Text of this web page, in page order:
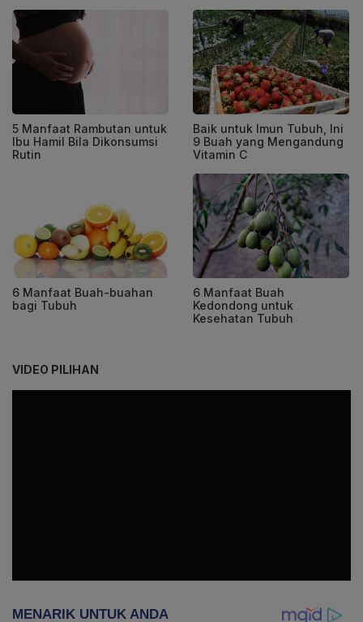
5 Manfaat Rambutan untuk
Ibu Hamil Bila Dikonsumsi
Rutin
Baik untuk Imun Tubuh, Ini
9 Buah yang Mengandung
Vitamin C
6 Manfaat Buah-buahan
bagi Tubuh
6 Manfaat Buah
Kedondong untuk
Kesehatan Tubuh
VIDEO PILIHAN